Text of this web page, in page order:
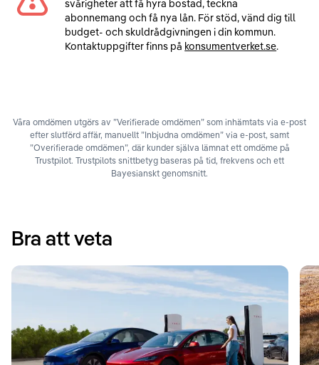
svårigheter att få hyra bostad, teckna
abonnemang och få nya lån. För stöd, vänd dig till
budget- och skuldrådgivningen i din kommun.
Kontaktuppgifter finns på konsumentverket.se.
Våra omdömen utgörs av ”Verifierade omdömen” som inhämtats via e-post
efter slutförd affär, manuellt ”Inbjudna omdömen” via e-post, samt
”Overifierade omdömen”, där kunder själva lämnat ett omdöme på
Trustpilot. Trustpilots snittbetyg baseras på tid, frekvens och ett
Bayesianskt genomsnitt.
Bra att veta